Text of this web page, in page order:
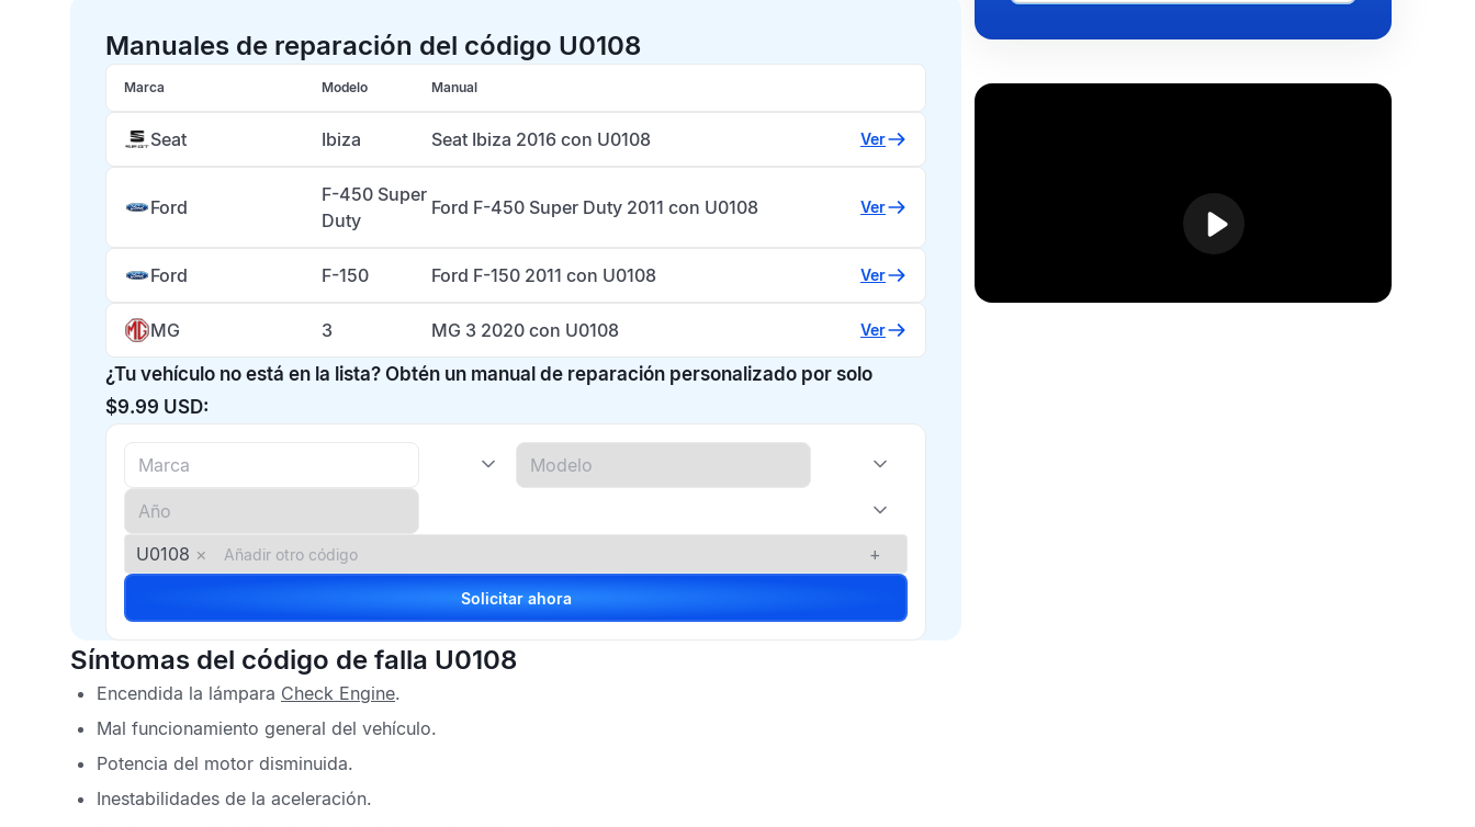
Manuales de reparación del código U0108
Marca Modelo Manual
Seat Ibiza Seat Ibiza 2016 con U0108 Ver
Ford
F-450 Super
Duty
Ford F-450 Super Duty 2011 con U0108 Ver
Ford F-150 Ford F-150 2011 con U0108 Ver
MG 3 MG 3 2020 con U0108 Ver
¿Tu vehículo no está en la lista? Obtén un manual de reparación personalizado por solo
$9.99 USD:
U0108 × +
Solicitar ahora
Síntomas del código de falla U0108
Encendida la lámpara Check Engine.
Mal funcionamiento general del vehículo.
Potencia del motor disminuida.
Inestabilidades de la aceleración.